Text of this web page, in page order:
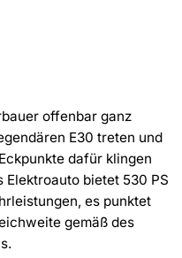
offenbar ganz
E30 treten und
dafür klingen
bietet 530 PS
es punktet
gemäß des